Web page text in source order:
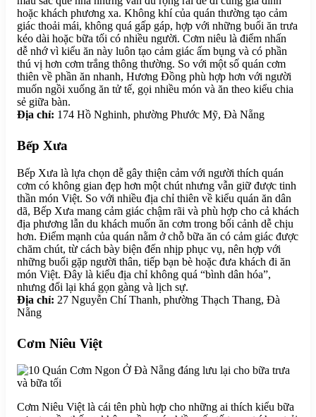
hoặc khách phương xa. Không khí của quán thường tạo cảm
giác thoải mái, không quá gấp gáp, hợp với những buổi ăn trưa
kéo dài hoặc bữa tối có nhiều người. Cơm niêu là điểm nhấn
dễ nhớ vì kiểu ăn này luôn tạo cảm giác ấm bụng và có phần
thú vị hơn cơm trắng thông thường. So với một số quán cơm
thiên về phần ăn nhanh, Hương Đồng phù hợp hơn với người
muốn ngồi xuống ăn tử tế, gọi nhiều món và ăn theo kiểu chia
sẻ giữa bàn.
Địa chỉ: 174 Hồ Nghinh, phường Phước Mỹ, Đà Nẵng
Bếp Xưa
Bếp Xưa là lựa chọn dễ gây thiện cảm với người thích quán
cơm có không gian đẹp hơn một chút nhưng vẫn giữ được tinh
thần món Việt. So với nhiều địa chỉ thiên về kiểu quán ăn dân
dã, Bếp Xưa mang cảm giác chậm rãi và phù hợp cho cả khách
địa phương lẫn du khách muốn ăn cơm trong bối cảnh dễ chịu
hơn. Điểm mạnh của quán nằm ở chỗ bữa ăn có cảm giác được
chăm chút, từ cách bày biện đến nhịp phục vụ, nên hợp với
những buổi gặp người thân, tiếp bạn bè hoặc đưa khách đi ăn
món Việt. Đây là kiểu địa chỉ không quá “bình dân hóa”,
nhưng đổi lại khá gọn gàng và lịch sự.
Địa chỉ: 27 Nguyễn Chí Thanh, phường Thạch Thang, Đà
Nẵng
Cơm Niêu Việt
Cơm Niêu Việt là cái tên phù hợp cho những ai thích kiểu bữa